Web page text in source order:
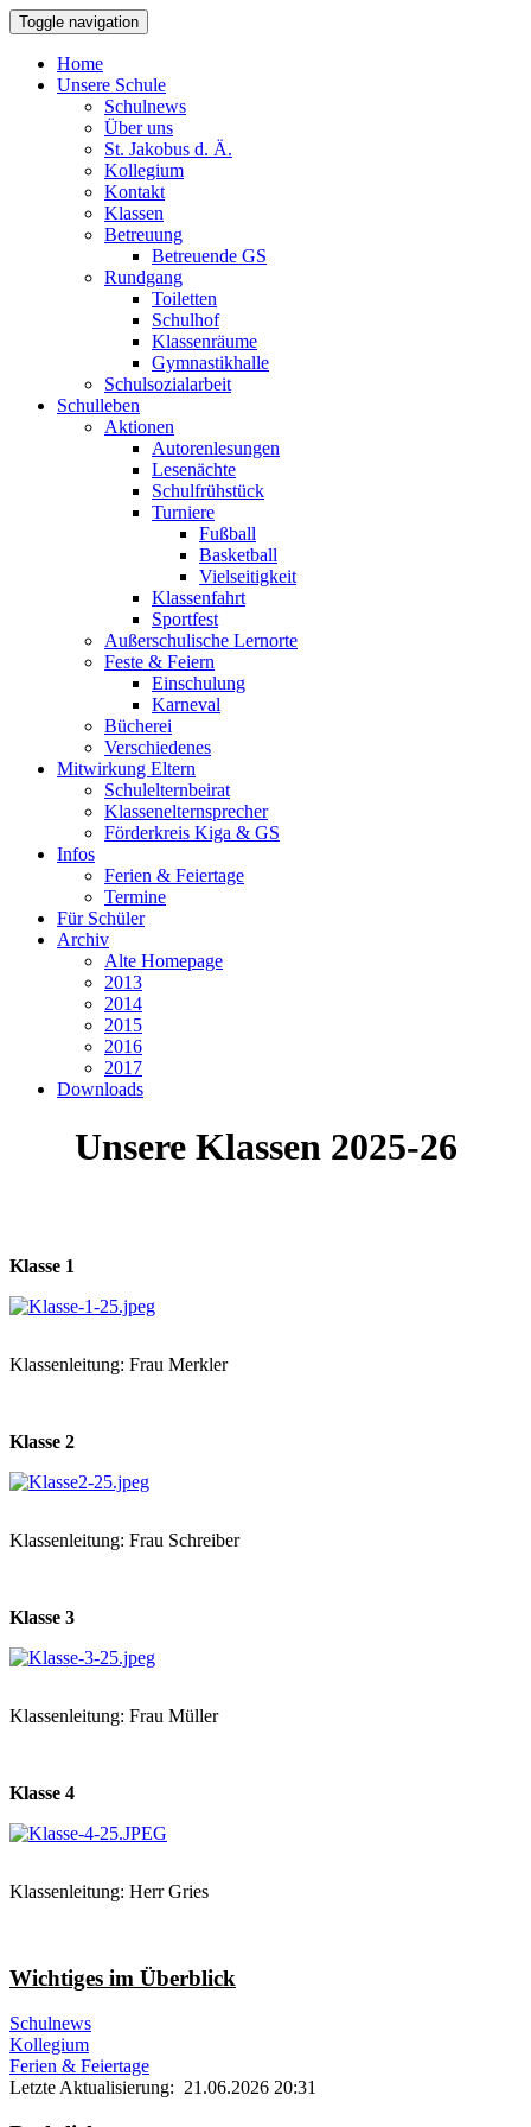
Toggle navigation
Home
Unsere Schule
Schulnews
Über uns
St. Jakobus d. Ä.
Kollegium
Kontakt
Klassen
Betreuung
Betreuende GS
Rundgang
Toiletten
Schulhof
Klassenräume
Gymnastikhalle
Schulsozialarbeit
Schulleben
Aktionen
Autorenlesungen
Lesenächte
Schulfrühstück
Turniere
Fußball
Basketball
Vielseitigkeit
Klassenfahrt
Sportfest
Außerschulische Lernorte
Feste & Feiern
Einschulung
Karneval
Bücherei
Verschiedenes
Mitwirkung Eltern
Schulelternbeirat
Klassenelternsprecher
Förderkreis Kiga & GS
Infos
Ferien & Feiertage
Termine
Für Schüler
Archiv
Alte Homepage
2013
2014
2015
2016
2017
Downloads
Unsere Klassen 2025-26
Klasse 1
Klassenleitung: Frau Merkler
Klasse 2
Klassenleitung: Frau Schreiber
Klasse 3
Klassenleitung: Frau Müller
Klasse 4
Klassenleitung: Herr Gries
Wichtiges im Überblick
Schulnews
Kollegium
Ferien & Feiertage
Letzte Aktualisierung: 21.06.2026 20:31